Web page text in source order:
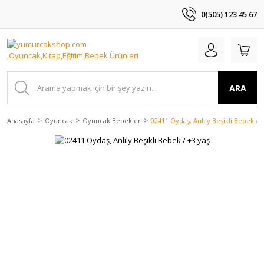
0(505) 123 45 67
ARA
Anasayfa Oyuncak Oyuncak Bebekler 02411 Oydaş, Anlily Beşikli Bebek /